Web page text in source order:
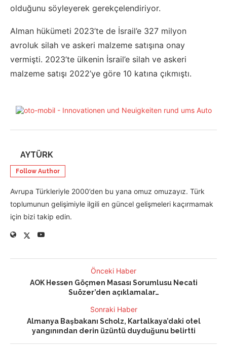
olduğunu söyleyerek gerekçelendiriyor.
Alman hükümeti 2023’te de İsrail’e 327 milyon
avroluk silah ve askeri malzeme satışına onay
vermişti. 2023’te ülkenin İsrail’e silah ve askeri
malzeme satışı 2022’ye göre 10 katına çıkmıştı.
AYTÜRK
Follow Author
Avrupa Türkleriyle 2000’den bu yana omuz omuzayız. Türk
toplumunun gelişimiyle ilgili en güncel gelişmeleri kaçırmamak
için bizi takip edin.
Önceki Haber
AOK Hessen Göçmen Masası Sorumlusu Necati
Suözer’den açıklamalar…
Sonraki Haber
Almanya Başbakanı Scholz, Kartalkaya’daki otel
yangınından derin üzüntü duyduğunu belirtti